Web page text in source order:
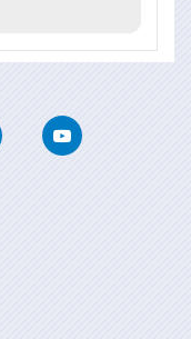
InstagramYoutube